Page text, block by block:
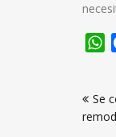
de
Se